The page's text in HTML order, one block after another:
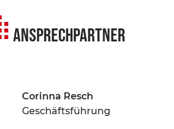
Ansprechpartner
Corinna Resch
Geschäftsführung